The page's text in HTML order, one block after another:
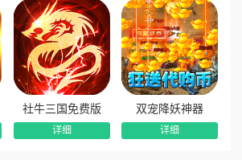
社牛三国免费版
详细
双宠降妖神器
详细